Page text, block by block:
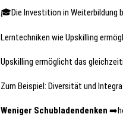
🎓Die Investition in Weiterbildung
Lerntechniken wie Upskilling
Upskilling ermöglicht das
Zum Beispiel: Diversität und
Weniger Schubladendenken